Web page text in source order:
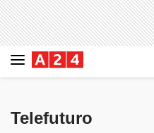
Telefuturo